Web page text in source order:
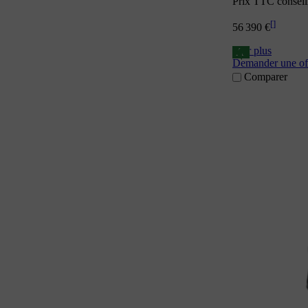
A
56 390 €[]
Voir plus
Demander une
Comparer